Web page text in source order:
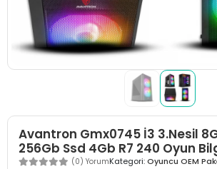
Avantron Gmx0745 İ3 3.Nesil
256Gb Ssd 4Gb R7 240 Oyun
(0) YorumKategori:Oyuncu OEM